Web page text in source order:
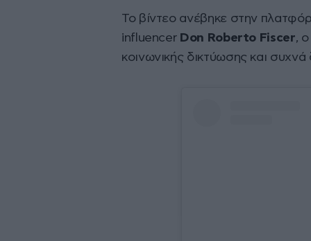
Το βίντεο ανέβηκε στην
influencer Don Roberto Fiscer,
κοινωνικής δικτύωσης και